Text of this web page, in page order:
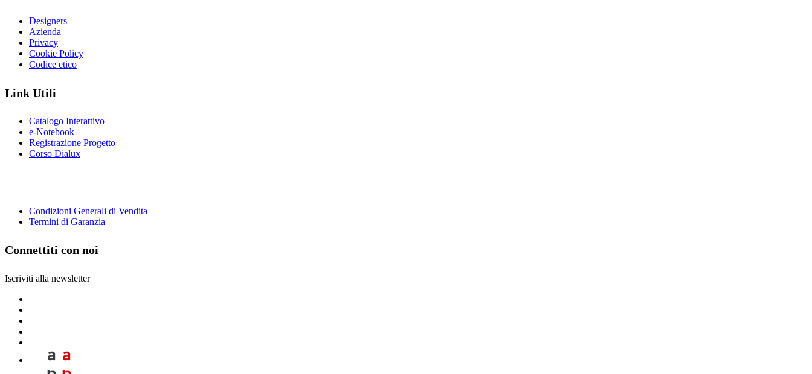
Designers
Azienda
Privacy
Cookie Policy
Codice etico
Link Utili
Catalogo Interattivo
e-Notebook
Registrazione Progetto
Corso Dialux
Condizioni Generali di Vendita
Termini di Garanzia
Connettiti con noi
Iscriviti alla newsletter